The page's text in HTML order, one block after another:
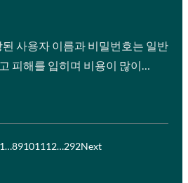
사용자 이름과 비밀번호는 일반
피해를 입히며 비용이 많이…
…89101112…292Next